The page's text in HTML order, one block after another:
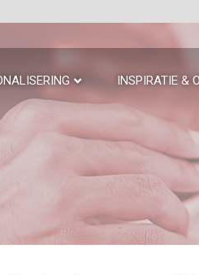
INSPIRATIE &